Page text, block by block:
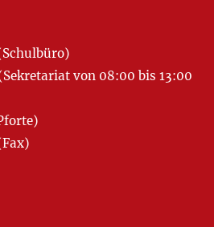
von 08:00 bis 13:00